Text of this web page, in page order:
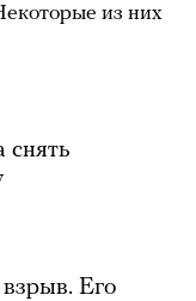
из них
снять
Его